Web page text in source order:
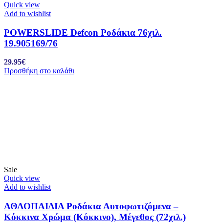
Quick view
Add to wishlist
POWERSLIDE Defcon Ροδάκια 76χιλ.
19.905169/76
29.95€
Προσθήκη στο καλάθι
Sale
Quick view
Add to wishlist
ΑΘΛΟΠΑΙΔΙΑ Ροδάκια Αυτοφωτιζόμενα –
Κόκκινα Χρώμα (Κόκκινο), Μέγεθος (72χιλ.)